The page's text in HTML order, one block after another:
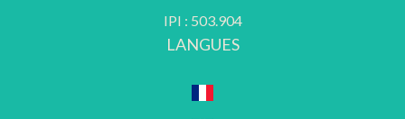
IPI : 503.904
LANGUES